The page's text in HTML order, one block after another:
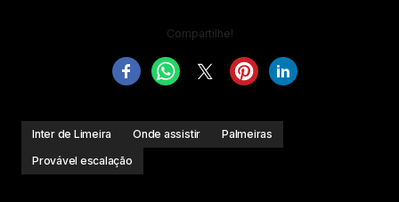
Compartilhe!
Inter de Limeira Onde assistir
Palmeiras
Provável escalação